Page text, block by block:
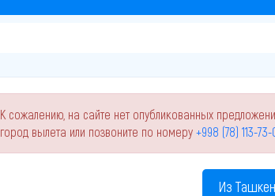
К сожалению, на сайте нет опубликованных
город вылета или позвоните по номеру +998 (78) 113-
Из